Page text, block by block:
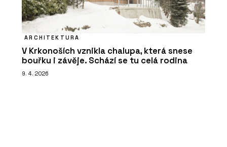
ARCHITEKTURA
V Krkonoších vznikla chalupa, která snese
bouřku i závěje. Schází se tu celá rodina
9. 4. 2026